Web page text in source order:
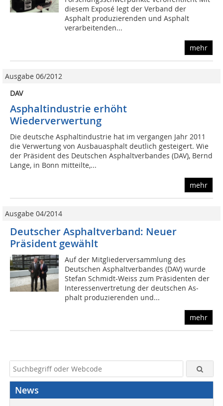
diesem Exposé legt der Verband der
Asphalt produzierenden und Asphalt
verarbeitenden...
mehr
Ausgabe 06/2012
DAV
Asphaltindustrie erhöht
Wiederverwertung
Die deutsche Asphaltindustrie hat im vergangen Jahr 2011
die Verwertung von Ausbauasphalt deutlich gesteigert. Wie
der Präsident des Deutschen Asphaltverbandes (DAV), Bernd
Lange, in Bonn mitteilte,...
mehr
Ausgabe 04/2014
Deutscher Asphaltverband: Neuer
Präsident gewählt
Auf der Mitgliederversamm­lung des
Deutschen Asphalt­ver­ban­des (DAV) wurde
Ste­fan Schmidt-Weiss zum Präsi­denten der
In­te­ressen­ver­tre­tung der deutschen As­
phalt produzierenden und...
mehr
News